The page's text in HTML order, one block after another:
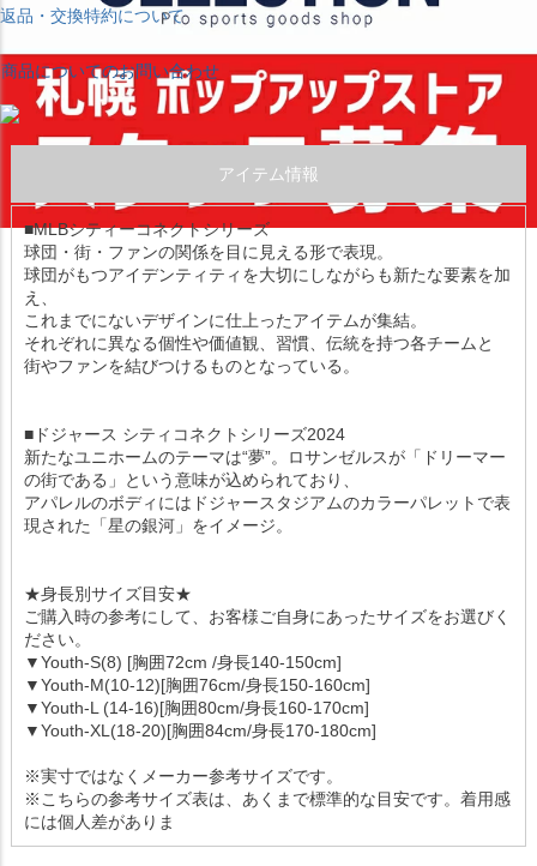
返品・交換特約について
商品についてのお問い合わせ
アイテム情報
■MLBシティーコネクトシリーズ
球団・街・ファンの関係を目に見える形で表現。
球団がもつアイデンティティを大切にしながらも新たな要素を加
え、
これまでにないデザインに仕上ったアイテムが集結。
それぞれに異なる個性や価値観、習慣、伝統を持つ各チームと
街やファンを結びつけるものとなっている。
■ドジャース シティコネクトシリーズ2024
新たなユニホームのテーマは“夢”。ロサンゼルスが「ドリーマー
の街である」という意味が込められており、
アパレルのボディにはドジャースタジアムのカラーパレットで表
現された「星の銀河」をイメージ。
★身長別サイズ目安★
ご購入時の参考にして、お客様ご自身にあったサイズをお選びく
ださい。
▼Youth-S(8) [胸囲72cm /身長140-150cm]
▼Youth-M(10-12)[胸囲76cm/身長150-160cm]
▼Youth-L (14-16)[胸囲80cm/身長160-170cm]
▼Youth-XL(18-20)[胸囲84cm/身長170-180cm]
※実寸ではなくメーカー参考サイズです。
※こちらの参考サイズ表は、あくまで標準的な目安です。着用感
には個人差がありま